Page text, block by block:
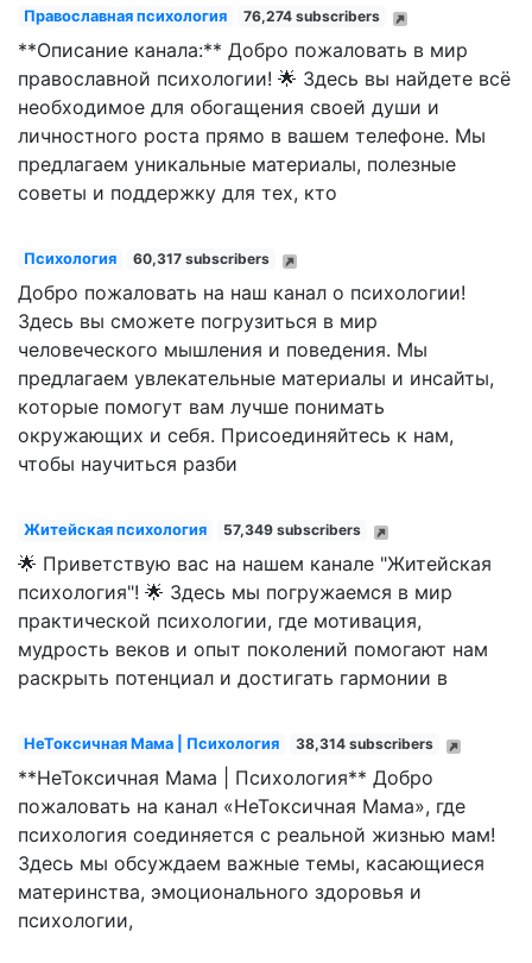
Православная психология 76,274 subscribers
**Описание канала:** Добро пожаловать в мир
православной психологии! 🌟 Здесь вы найдете всё
необходимое для обогащения своей души и
личностного роста прямо в вашем телефоне. Мы
предлагаем уникальные материалы, полезные
советы и поддержку для тех, кто
Психология 60,317 subscribers
Добро пожаловать на наш канал о психологии!
Здесь вы сможете погрузиться в мир
человеческого мышления и поведения. Мы
предлагаем увлекательные материалы и инсайты,
которые помогут вам лучше понимать
окружающих и себя. Присоединяйтесь к нам,
чтобы научиться разби
Житейская психология 57,349 subscribers
🌟 Приветствую вас на нашем канале "Житейская
психология"! 🌟 Здесь мы погружаемся в мир
практической психологии, где мотивация,
мудрость веков и опыт поколений помогают нам
раскрыть потенциал и достигать гармонии в
НеТоксичная Мама | Психология 38,314 subscribers
**НеТоксичная Мама | Психология** Добро
пожаловать на канал «НеТоксичная Мама», где
психология соединяется с реальной жизнью мам!
Здесь мы обсуждаем важные темы, касающиеся
материнства, эмоционального здоровья и
психологии,